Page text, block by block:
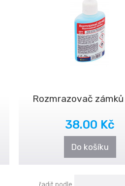
Rozmrazovač
38.00 Kč
Do košíku